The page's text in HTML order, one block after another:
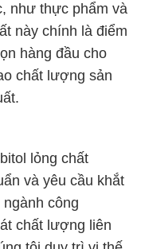
như thực phẩm và
này chính là điểm
hàng đầu cho
chất lượng sản
lỏng chất
và yêu cầu khắt
công
chất lượng liên